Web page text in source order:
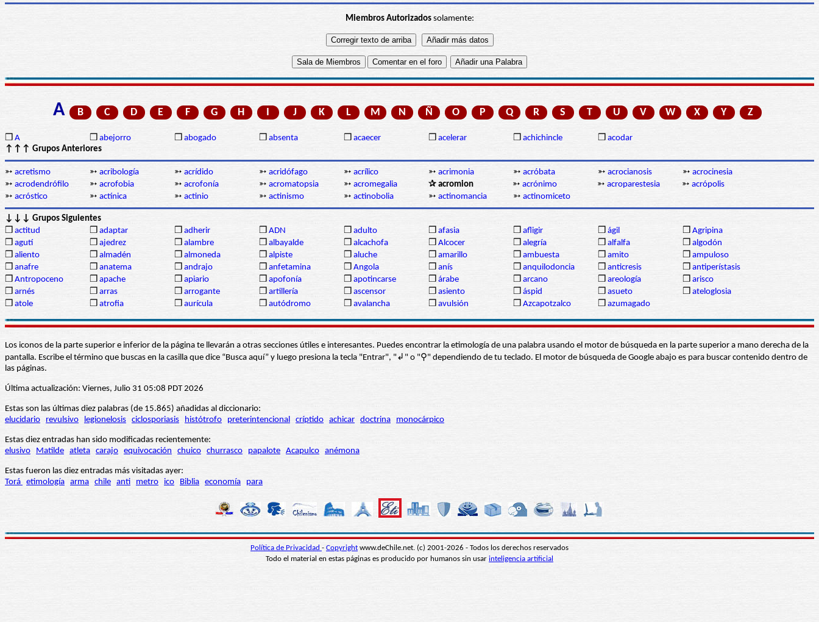
Miembros Autorizadossolamente:
A B C D E F G H I J K L M N Ñ O P Q R S T U V W X Y Z
❒ A ❒ abejorro ❒ abogado ❒ absenta ❒ acaecer ❒ acelerar ❒ achichincle ❒ acodar
↑↑↑ Grupos Anteriores
➳ acretismo ➳ acribología ➳ acrídido ➳ acridófago ➳ acrílico ➳ acrimonia ➳ acróbata ➳ acrocianosis ➳ acrocinesia
➳ acrodendrófilo ➳ acrofobia ➳ acrofonía ➳ acromatopsia ➳ acromegalia ✰ acromion ➳ acrónimo ➳ acroparestesia ➳ acrópolis
➳ acróstico ➳ actínica ➳ actinio ➳ actinismo ➳ actinobolia ➳ actinomancia ➳ actinomiceto
↓↓↓ Grupos Siguientes
❒ actitud ❒ adaptar ❒ adherir ❒ ADN ❒ adulto ❒ afasia ❒ afligir ❒ ágil ❒ Agripina
❒ agutí ❒ ajedrez ❒ alambre ❒ albayalde ❒ alcachofa ❒ Alcocer ❒ alegría ❒ alfalfa ❒ algodón
❒ aliento ❒ almadén ❒ almoneda ❒ alpiste ❒ aluche ❒ amarillo ❒ ambuesta ❒ amito ❒ ampuloso
❒ anafre ❒ anatema ❒ andrajo ❒ anfetamina ❒ Angola ❒ anís ❒ anquilodoncia ❒ anticresis ❒ antiperístasis
❒ Antropoceno ❒ apache ❒ apiario ❒ apofonía ❒ apotincarse ❒ árabe ❒ arcano ❒ areología ❒ arisco
❒ arnés ❒ arras ❒ arrogante ❒ artillería ❒ ascensor ❒ asiento ❒ áspid ❒ asueto ❒ ateloglosia
❒ atole ❒ atrofia ❒ aurícula ❒ autódromo ❒ avalancha ❒ avulsión ❒ Azcapotzalco ❒ azumagado
Los iconos de la parte superior e inferior de la página te llevarán a otras secciones útiles e interesantes. Puedes encontrar la etimología de una palabra usando el motor de búsqueda en la parte superior a mano derecha de la
pantalla. Escribe el término que buscas en la casilla que dice “Busca aquí” y luego presiona la tecla "Entrar", "↲" o "⚲" dependiendo de tu teclado. El motor de búsqueda de Google abajo es para buscar contenido dentro de
las páginas.
Última actualización: Viernes, Julio 31 05:08 PDT 2026
Estas son las últimas diez palabras (de 15.865) añadidas al diccionario:
elucidario
revulsivo legionelosis ciclosporiasis histótrofo preterintencional críptido achicar doctrina monocárpico
Estas diez entradas han sido modificadas recientemente:
elusivo
Matilde atleta carajo equivocación chuico churrasco papalote Acapulco anémona
Estas fueron las diez entradas más visitadas ayer:
Torá etimología arma chile anti metro ico Biblia economía para
Política de Privacidad - Copyright www.deChile.net. (c) 2001-2026 - Todos los derechos reservados
Todo el material en estas páginas es producido por humanos sin usar inteligencia artificial